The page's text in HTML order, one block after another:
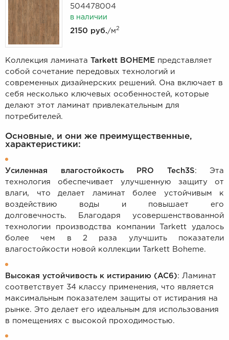
504478004
в наличии
2150 руб./м2
Коллекция ламината Tarkett BOHEME представляет
собой сочетание передовых технологий и
современных дизайнерских решений. Она включает в
себя несколько ключевых особенностей, которые
делают этот ламинат привлекательным для
потребителей.
Основные, и они же преимущественные,
характеристики:
Усиленная влагостойкость PRO Tech3S: Эта
технология обеспечивает улучшенную защиту от
влаги, что делает ламинат более устойчивым к
воздействию воды и повышает его
долговечность.
Благодаря усовершенствованной
технологии производства компании Tarkett удалось
более чем в 2 раза улучшить показатели
влагостойкости новой коллекции Tarkett Boheme.
Высокая устойчивость к истиранию (AC6): Ламинат
соответствует 34 классу применения, что является
максимальным показателем защиты от истирания на
рынке. Это делает его идеальным для использования
в помещениях с высокой проходимостью.